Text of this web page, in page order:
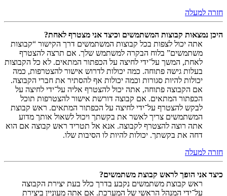
חזרה למעלה
היכן נמצאות קבוצות המשתמשים וכיצד אני מצטרף לאחת?
אתה יכול לצפות בכל קבוצות המשתמשים דרך הקישור “קבוצות
משתמשים” בלוח הבקרה למשתמש שלך. אם תרצה להצטרף
לאחת, המשך על־ידי לחיצה על הכפתור המתאים. לא כל הקבוצות
בעלות גישה פתוחה. כמה יכולות לדרוש אישור להצטרפות, כמה
יכולות להיות סגורות וכמה יכולות אף להסתיר את חברי הקבוצה.
אם הקבוצה פתוחה, אתה יכול להצטרף אליה על־ידי לחיצה על
הכפתור המתאים. אם קבוצה דורשת אישור להצטרפות תוכל
לבקש להצטרף על־ידי לחיצה על הכפתור המתאים. ראש קבוצת
המשתמשים צריך לאשר את בקשתך ויכול לשאול אותך מדוע
אתה רוצה להצטרף לקבוצה. אנא אל תטריד ראש קבוצה אם הוא
דחה את בקשתך. יכולות להיות לו הסיבות שלו.
חזרה למעלה
כיצד אני הופך לראש קבוצת משתמשים?
ראש קבוצת משתמשים נקבע בדרך כלל בעת יצירת הקבוצה
על־ידי המנהל הראשי של המערכת. אם אתה מעוניין ביצירת